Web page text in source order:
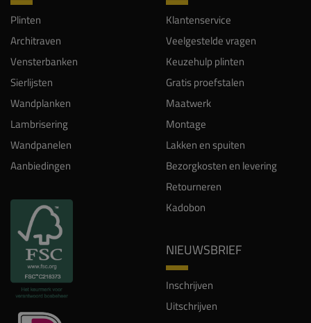
Plinten
Architraven
Vensterbanken
Sierlijsten
Wandplanken
Lambrisering
Wandpanelen
Aanbiedingen
Klantenservice
Veelgestelde vragen
Keuzehulp plinten
Gratis proefstalen
Maatwerk
Montage
Lakken en spuiten
Bezorgkosten en levering
Retourneren
Kadobon
NIEUWSBRIEF
Inschrijven
Uitschrijven